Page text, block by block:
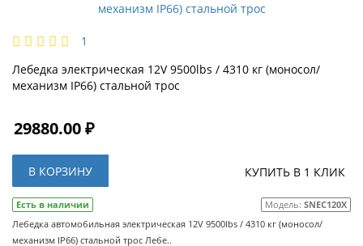
1
Лебедка электрическая 12V 9500lbs / 4310 кг (моносол/
механизм IP66) стальной трос
29880.00 ₽
В КОРЗИНУ КУПИТЬ В 1 КЛИК
Есть в наличии Модель: SNEC120X
Лебедка автомобильная электрическая 12V 9500lbs / 4310 кг (моносол/
механизм IP66) стальной трос Лебе..